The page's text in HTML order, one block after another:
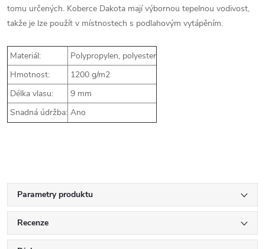
tomu určených. Koberce Dakota mají výbornou tepelnou vodivost,
takže je lze použít v místnostech s podlahovým vytápěním.
Materiál:
Polypropylen, polyester
Hmotnost:
1200 g/m2
Délka vlasu:
9 mm
Snadná údržba: Ano
Parametry produktu
Recenze